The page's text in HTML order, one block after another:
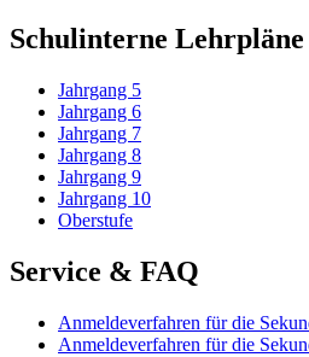
Schulinterne Lehrpläne
Jahrgang 5
Jahrgang 6
Jahrgang 7
Jahrgang 8
Jahrgang 9
Jahrgang 10
Oberstufe
Service & FAQ
Anmeldeverfahren für die
Anmeldeverfahren für die